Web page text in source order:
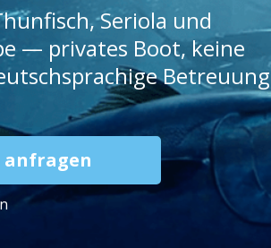
Seriola und
— privates Boot, keine
Betreuung
anfragen